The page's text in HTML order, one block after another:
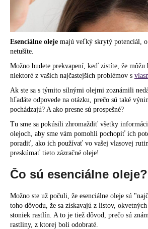
Esenciálne oleje majú veľký skrytý potenciál,
netušíte.
Možno budete prekvapení, keď zistíte, že
niektoré z vašich najčastejších problémov s
Ak ste sa s týmito silnými olejmi zoznámili
hľadáte odpovede na otázku, prečo sú také
pochádzajú? A ako presne sú prospešné?
Tu sme sa pokúsili zhromaždiť všetky
olejoch, aby sme vám pomohli pochopiť ich
poradiť, ako ich používať vo vašej vlasovej
preskúmať tieto zázračné oleje!
Čo sú esenciálne oleje?
Možno ste už počuli, že esenciálne oleje sú
toho dôvodu, že sa získavajú z listov,
stoniek rastlín. A to je tiež dôvod, prečo sú
rastliny, z ktorej boli odobraté.
ť
?
HĽADAŤ
O
d
p
o
r
č
a
m